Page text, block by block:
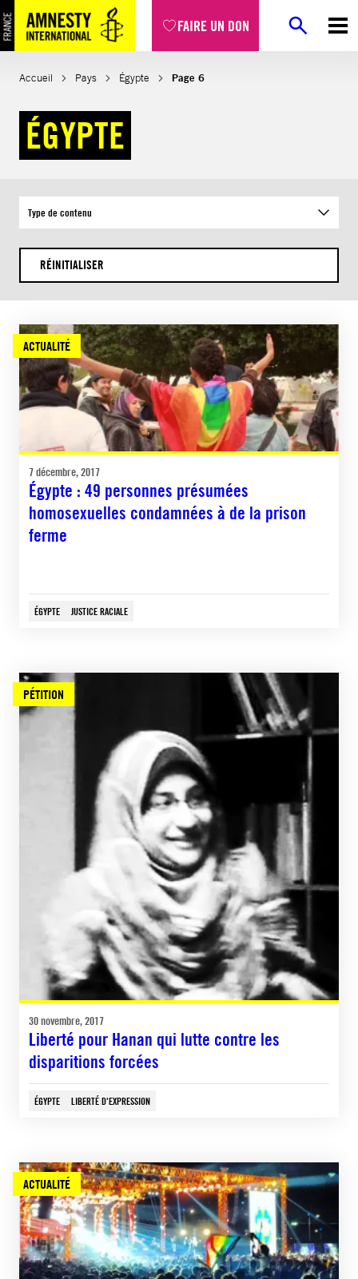
FAIRE UN DON
Aller
au
contenu
Accueil Pays Égypte Page 6
ÉGYPTE
Type de contenu
RÉINITIALISER
ACTUALITÉ
7 décembre, 2017
Égypte : 49 personnes présumées
homosexuelles condamnées à de la prison
ferme
ÉGYPTE JUSTICE RACIALE
PÉTITION
30 novembre, 2017
Liberté pour Hanan qui lutte contre les
disparitions forcées
ÉGYPTE LIBERTÉ D'EXPRESSION
ACTUALITÉ